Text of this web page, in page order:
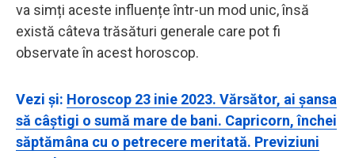
va simți aceste influențe într-un mod unic, însă
există câteva trăsături generale care pot fi
observate în acest horoscop.
Vezi și: Horoscop 23 inie 2023. Vărsător, ai șansa
să câștigi o sumă mare de bani. Capricorn, închei
săptămâna cu o petrecere meritată. Previziuni